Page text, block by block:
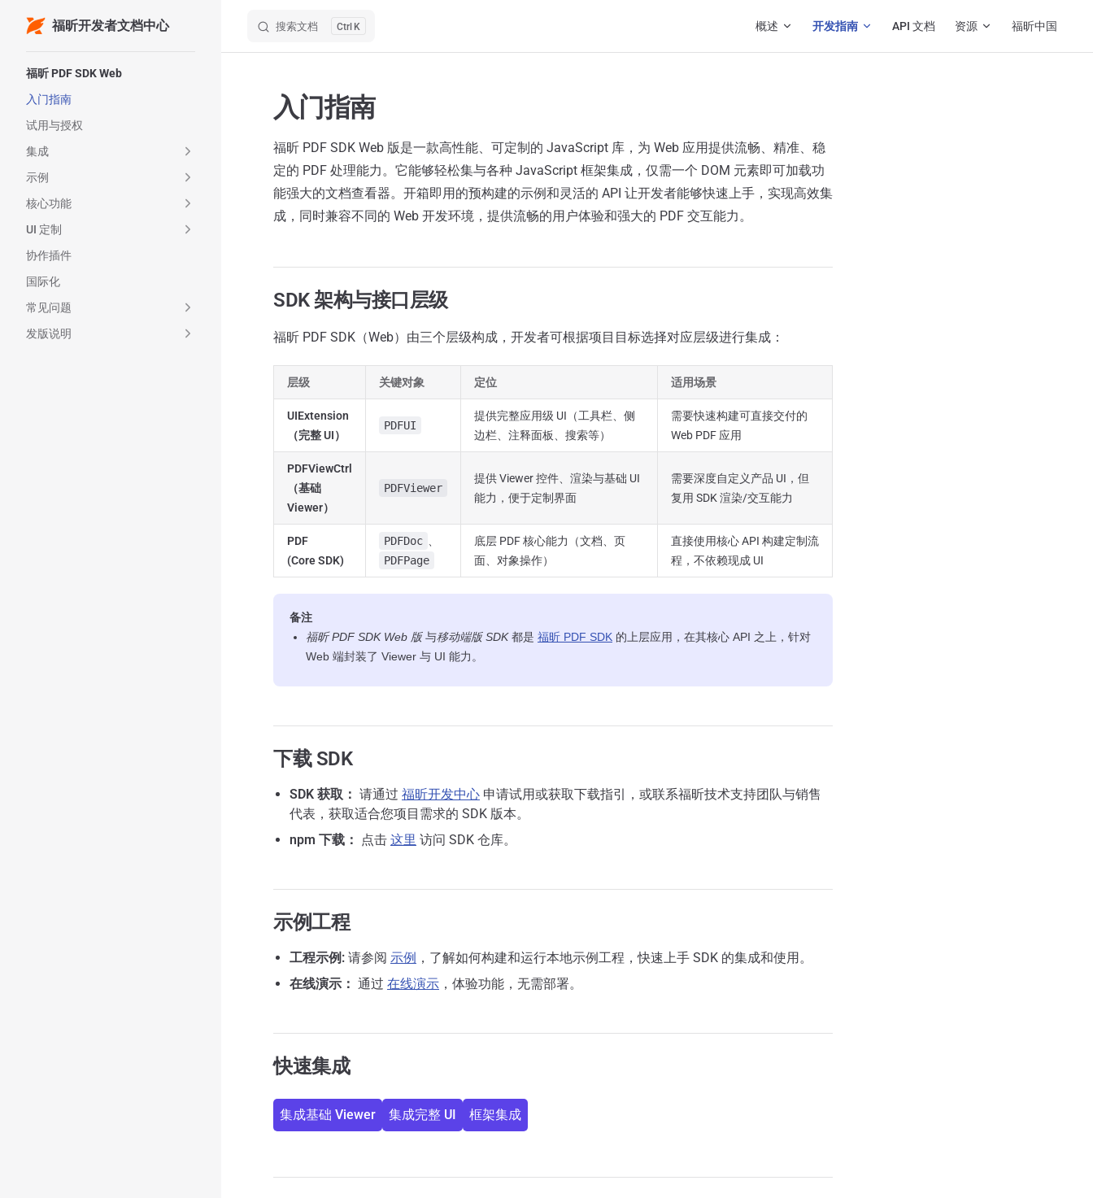
Skip to content
福昕开发者文档中心 搜索文档 K 概述 开发指南 API 文档 资源 福昕中国
福昕 PDF SDK Web
入门指南
试用与授权
集成
示例
核心功能
UI 定制
协作插件
国际化
常见问题
发版说明
入门指南
福昕 PDF SDK Web 版是一款高性能、可定制的 JavaScript 库，为 Web 应用提供流畅、精准、稳
定的 PDF 处理能力。它能够轻松集与各种 JavaScript 框架集成，仅需一个 DOM 元素即可加载功
能强大的文档查看器。开箱即用的预构建的示例和灵活的 API 让开发者能够快速上手，实现高效集
成，同时兼容不同的 Web 开发环境，提供流畅的用户体验和强大的 PDF 交互能力。
SDK 架构与接口层级
福昕 PDF SDK（Web）由三个层级构成，开发者可根据项目目标选择对应层级进行集成：
层级 关键对象 定位 适用场景
UIExtension
（完整 UI）
PDFUI
提供完整应用级 UI（工具栏、侧
边栏、注释面板、搜索等）
需要快速构建可直接交付的
Web PDF 应用
PDFViewCtrl
（基础
Viewer）
PDFViewer
提供 Viewer 控件、渲染与基础 UI
能力，便于定制界面
需要深度自定义产品 UI，但
复用 SDK 渲染/交互能力
PDF
(Core SDK)
PDFDoc
PDFPage
底层 PDF 核心能力（文档、页
面、对象操作）
直接使用核心 API 构建定制流
程，不依赖现成 UI
备注
福昕 PDF SDK Web 版与移动端版 SDK都是 福昕 PDF SDK 的上层应用，在其核心 API 之上，针对
Web 端封装了 Viewer 与 UI 能力。
下载 SDK
SDK 获取： 请通过 福昕开发中心 申请试用或获取下载指引，或联系福昕技术支持团队与销售
代表，获取适合您项目需求的 SDK 版本。
npm 下载：
点击 这里 访问 SDK 仓库。
示例工程
工程示例: 请参阅 示例 ，了解如何构建和运行本地示例工程，快速上手 SDK 的集成和使用。
在线演示： 通过 在线演示 ，体验功能，无需部署。
快速集成
集成基础 Viewer 集成完整 UI 框架集成